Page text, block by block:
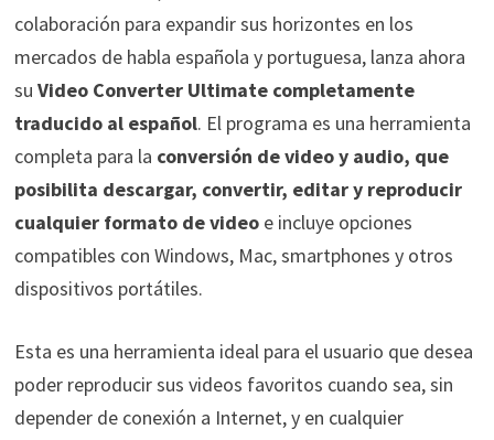
colaboración para expandir sus horizontes en los
mercados de habla española y portuguesa, lanza ahora
su Video Converter Ultimate completamente
traducido al español. El programa es una herramienta
completa para la conversión de video y audio, que
posibilita descargar, convertir, editar y reproducir
cualquier formato de videoe incluye opciones
compatibles con Windows, Mac, smartphones y otros
dispositivos portátiles.
Esta es una herramienta ideal para el usuario que desea
poder reproducir sus videos favoritos cuando sea, sin
depender de conexión a Internet, y en cualquier